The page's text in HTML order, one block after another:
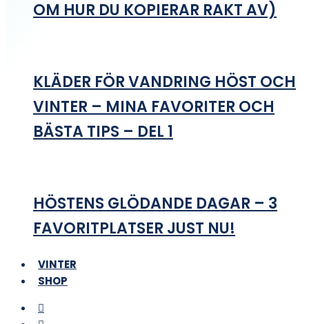
OM HUR DU KOPIERAR RAKT AV)
KLÄDER FÖR VANDRING HÖST OCH
VINTER – MINA FAVORITER OCH
BÄSTA TIPS – DEL 1
HÖSTENS GLÖDANDE DAGAR – 3
FAVORITPLATSER JUST NU!
VINTER
SHOP